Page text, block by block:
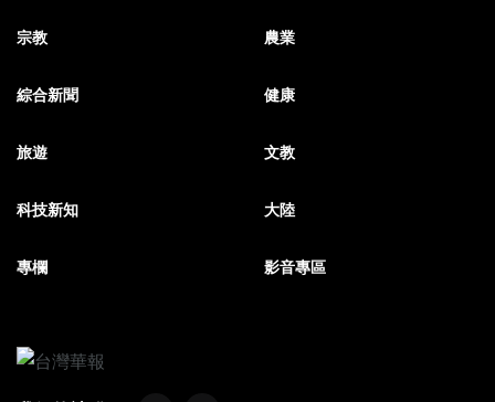
宗教 農業
綜合新聞 健康
旅遊 文教
科技新知 大陸
專欄 影音專區